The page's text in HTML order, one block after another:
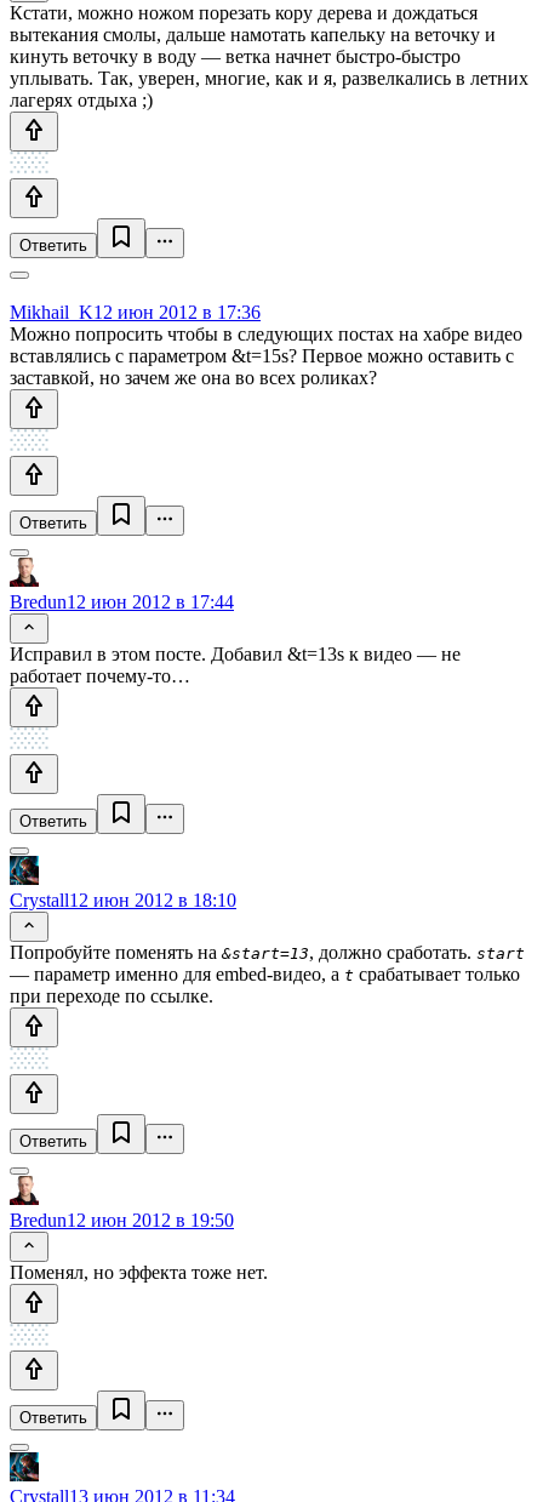
Кстати, можно ножом порезать кору дерева и дождаться
вытекания смолы, дальше намотать капельку на веточку и
кинуть веточку в воду — ветка начнет быстро-быстро
уплывать. Так, уверен, многие, как и я, развелкались в летних
лагерях отдыха ;)
Ответить
Mikhail_K12 июн 2012 в 17:36
Можно попросить чтобы в следующих постах на хабре видео
вставлялись с параметром &t=15s? Первое можно оставить с
заставкой, но зачем же она во всех роликах?
Ответить
Bredun12 июн 2012 в 17:44
Исправил в этом посте. Добавил &t=13s к видео — не
работает почему-то…
Ответить
Crystall12 июн 2012 в 18:10
Попробуйте поменять на &start=13, должно сработать. start
— параметр именно для embed-видео, а t срабатывает только
при переходе по ссылке.
Ответить
Bredun12 июн 2012 в 19:50
Поменял, но эффекта тоже нет.
Ответить
Crystall13 июн 2012 в 11:34